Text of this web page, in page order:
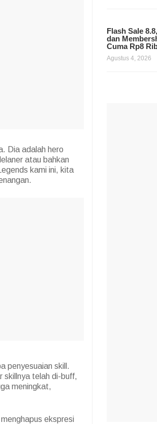
Dia adalah hero
atau bahkan
kami ini, kita
penyesuaian skill.
skillnya telah di-buff,
meningkat,
ekspresi
Flash Sale
dan
Cuma Rp8
Agustus 4, 2026